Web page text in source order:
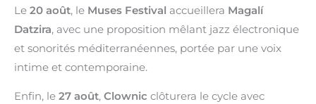
Le 20 août, le Muses Festival accueillera Magalí
Datzira, avec une proposition mêlant jazz électronique
et sonorités méditerranéennes, portée par une voix
intime et contemporaine.
Enfin, le 27 août, Clownic clôturera le cycle avec